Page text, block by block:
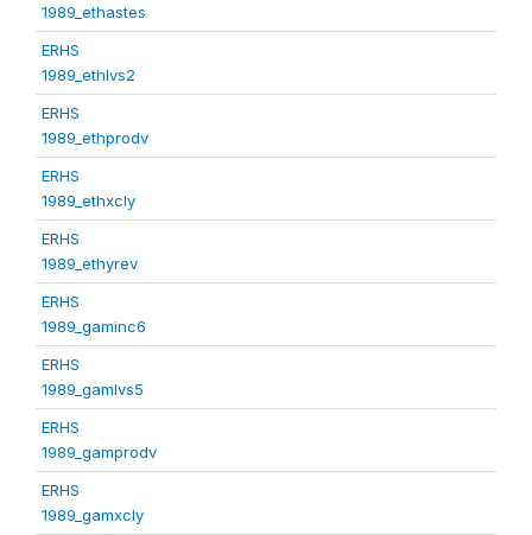
1989_ethastes
ERHS
1989_ethlvs2
ERHS
1989_ethprodv
ERHS
1989_ethxcly
ERHS
1989_ethyrev
ERHS
1989_gaminc6
ERHS
1989_gamlvs5
ERHS
1989_gamprodv
ERHS
1989_gamxcly